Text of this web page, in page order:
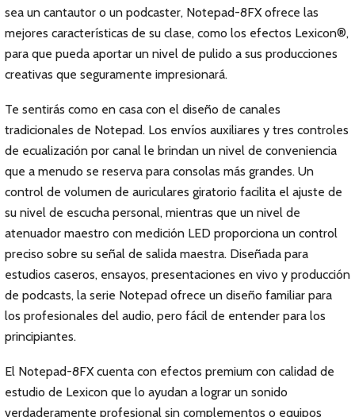
sea un cantautor o un podcaster, Notepad-8FX ofrece las
mejores características de su clase, como los efectos Lexicon®,
para que pueda aportar un nivel de pulido a sus producciones
creativas que seguramente impresionará.
Te sentirás como en casa con el diseño de canales
tradicionales de Notepad. Los envíos auxiliares y tres controles
de ecualización por canal le brindan un nivel de conveniencia
que a menudo se reserva para consolas más grandes. Un
control de volumen de auriculares giratorio facilita el ajuste de
su nivel de escucha personal, mientras que un nivel de
atenuador maestro con medición LED proporciona un control
preciso sobre su señal de salida maestra. Diseñada para
estudios caseros, ensayos, presentaciones en vivo y producción
de podcasts, la serie Notepad ofrece un diseño familiar para
los profesionales del audio, pero fácil de entender para los
principiantes.
El Notepad-8FX cuenta con efectos premium con calidad de
estudio de Lexicon que lo ayudan a lograr un sonido
verdaderamente profesional sin complementos o equipos